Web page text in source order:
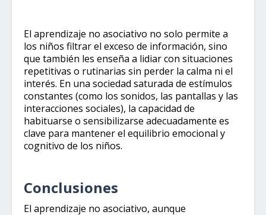
El aprendizaje no asociativo no solo permite a
los niños filtrar el exceso de información, sino
que también les enseña a lidiar con situaciones
repetitivas o rutinarias sin perder la calma ni el
interés. En una sociedad saturada de estímulos
constantes (como los sonidos, las pantallas y las
interacciones sociales), la capacidad de
habituarse o sensibilizarse adecuadamente es
clave para mantener el equilibrio emocional y
cognitivo de los niños.
Conclusiones
El aprendizaje no asociativo, aunque